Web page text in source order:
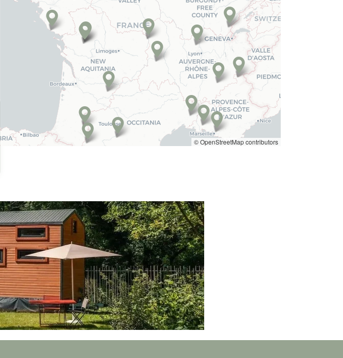
© OpenStreetMap contributors